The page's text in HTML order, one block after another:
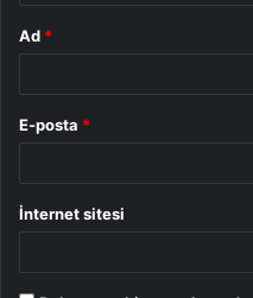
Ad *
E-posta *
İnternet sitesi